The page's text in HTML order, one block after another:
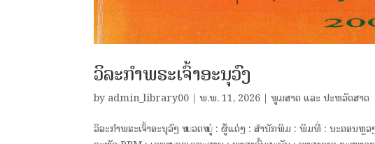
ວິລະກໍາພຣະເຈົ້າອະນຸວົງ
by admin_library00 |ພ.ພ. 11, 2026 |ພູມສາດ ແລະ ປະຫວັດສາດ
ວິລະກໍາພຣະເຈົ້າອະນຸວົງ ໝວດໝູ່ : ຜູ້ແຕ່ງ : ສຳນັກພິມ : ພິມທີ່ : ນະຄອນຫຼ